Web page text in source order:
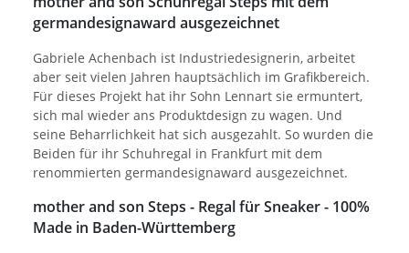
germandesignaward ausgezeichnet
Gabriele Achenbach ist Industriedesignerin, arbeitet
aber seit vielen Jahren hauptsächlich im Grafikbereich.
Für dieses Projekt hat ihr Sohn Lennart sie ermuntert,
sich mal wieder ans Produktdesign zu wagen. Und
seine Beharrlichkeit hat sich ausgezahlt. So wurden die
Beiden für ihr Schuhregal in Frankfurt mit dem
renommierten germandesignaward ausgezeichnet.
mother and son Steps - Regal für Sneaker - 100%
Made in Baden-Württemberg